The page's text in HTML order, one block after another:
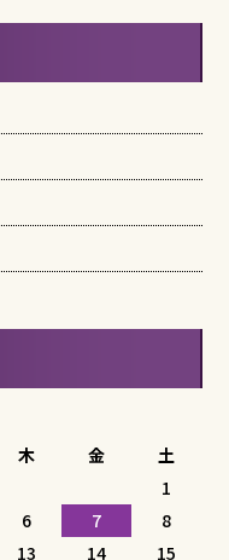
木 金 土
1
6 7
8
13 14
15